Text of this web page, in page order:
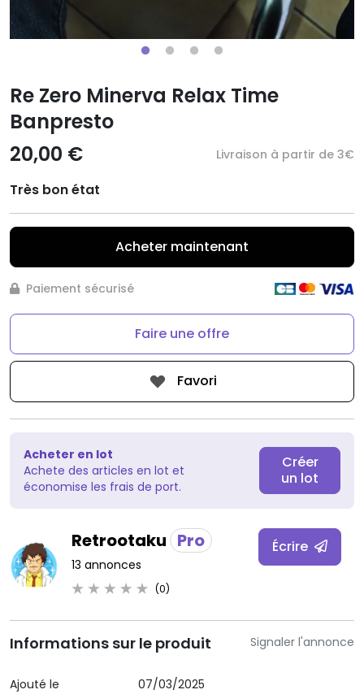
Re Zero Minerva Relax Time
Banpresto
20,00 €
Livraison à partir de 3€
Très bon état
Acheter maintenant
Paiement sécurisé
Faire une offre
Favori
Acheter en lot
Achete des articles en lot et
économise les frais de port.
Créer
un lot
Retrootaku Pro
13 annonces
(0)
Écrire
Signaler l'annonce
Informations sur le produit
Ajouté le
07/03/2025